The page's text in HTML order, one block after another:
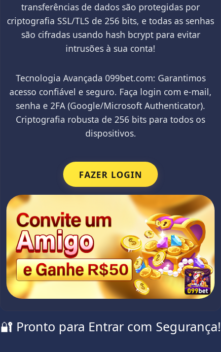
transferências de dados são protegidas por
criptografia SSL/TLS de 256 bits, e todas as senhas
são cifradas usando hash bcrypt para evitar
intrusões à sua conta!
Tecnologia Avançada 099bet.com: Garantimos
acesso confiável e seguro. Faça login com e-mail,
senha e 2FA (Google/Microsoft Authenticator).
Criptografia robusta de 256 bits para todos os
dispositivos.
FAZER LOGIN
🔐 Pronto para Entrar com Segurança!